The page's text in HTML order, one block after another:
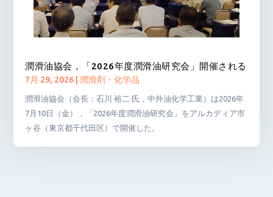
潤滑油協会，「2026年度潤滑油研究会」開催される
7月 29, 2026 |潤滑剤・化学品
潤滑油協会（会長：石川 裕二 氏，中外油化学工業）は2026年
7月10日（金），「2026年度潤滑油研究会」をアルカディア市
ヶ谷（東京都千代田区）で開催した。